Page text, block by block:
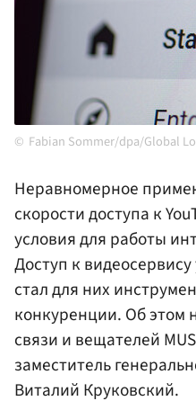
Fabian Sommer/dpa/Global
Неравномерное
скорости доступа к
условия для работы
Доступ к
стал для них
конкуренции. Об этом
связи и вещателей
заместитель
Виталий Круковский.